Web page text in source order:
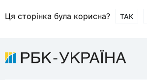
Ця сторінка була корисна? ТАК